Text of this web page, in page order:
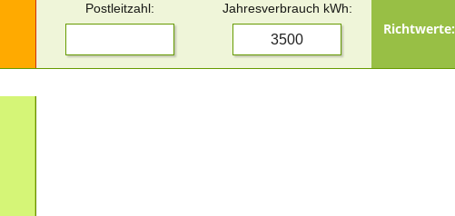
Postleitzahl: Jahresverbrauch kWh:
Richtwerte: